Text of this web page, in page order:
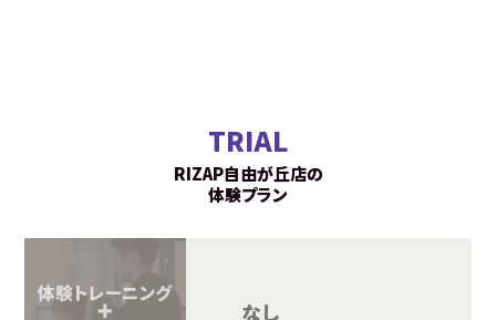
TRIAL
RIZAP自由が丘店の
体験プラン